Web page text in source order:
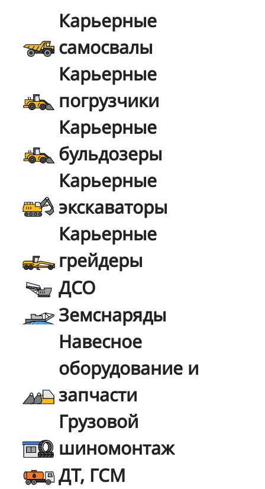
Карьерные
самосвалы
Карьерные
погрузчики
Карьерные
бульдозеры
Карьерные
экскаваторы
Карьерные
грейдеры
ДСО
Земснаряды
Навесное
оборудование и
запчасти
Грузовой
шиномонтаж
ДТ, ГСМ